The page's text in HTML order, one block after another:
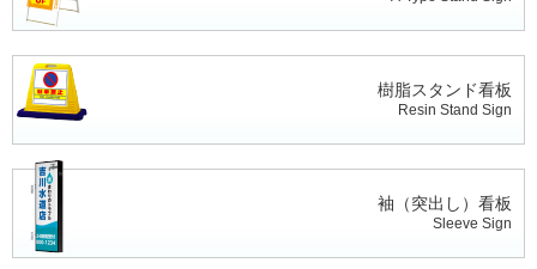
樹脂スタンド看板
Resin Stand Sign
袖（突出し）看板
Sleeve Sign